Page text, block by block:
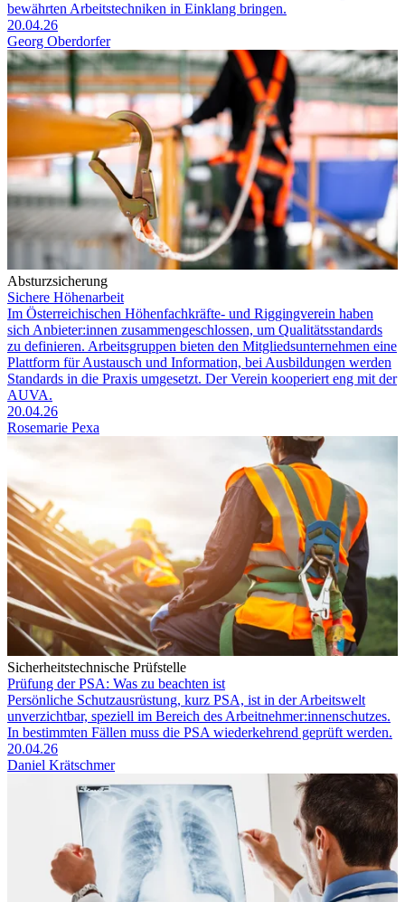
bewährten Arbeitstechniken in Einklang bringen.
20.04.26
Georg Oberdorfer
Absturzsicherung
Sichere Höhenarbeit
Im Österreichischen Höhenfachkräfte- und Riggingverein haben
sich Anbieter:innen zusammengeschlossen, um Qualitätsstandards
zu definieren. Arbeitsgruppen bieten den Mitgliedsunternehmen eine
Plattform für Austausch und Information, bei Ausbildungen werden
Standards in die Praxis umgesetzt. Der Verein kooperiert eng mit der
AUVA.
20.04.26
Rosemarie Pexa
Sicherheitstechnische Prüfstelle
Prüfung der PSA: Was zu beachten ist
Persönliche Schutzausrüstung, kurz PSA, ist in der Arbeitswelt
unverzichtbar, speziell im Bereich des Arbeitnehmer:innenschutzes.
In bestimmten Fällen muss die PSA wiederkehrend geprüft werden.
20.04.26
Daniel Krätschmer